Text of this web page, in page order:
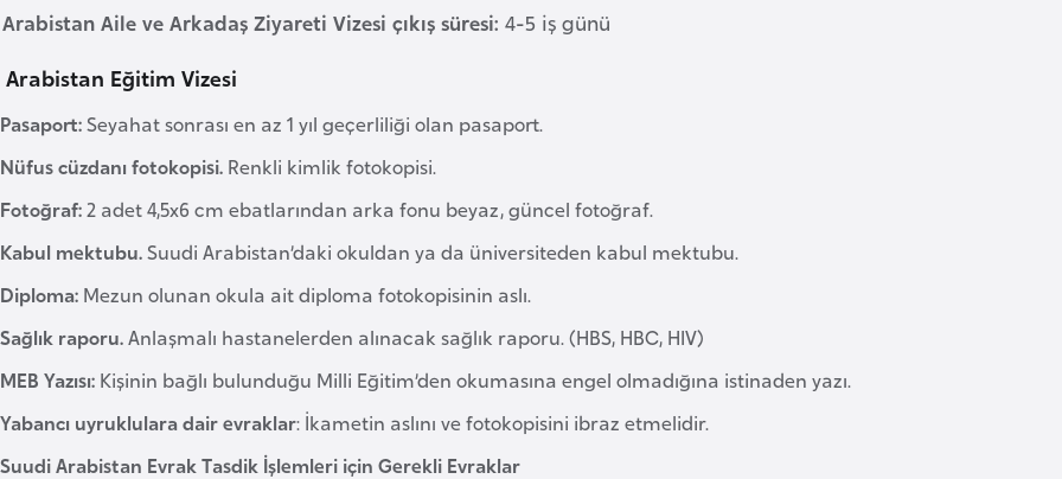
Aile ve Arkadaş Ziyareti Vizesi çıkış süresi: 4-5 iş günü
Eğitim Vizesi
Pasaport:Seyahat sonrası en az 1 yıl geçerliliği olan pasaport.
Nüfus cüzdanı fotokopisi. Renkli kimlik fotokopisi.
Fotoğraf:2 adet 4,5x6 cm ebatlarından arka fonu beyaz, güncel fotoğraf.
Kabul mektubu.Suudi Arabistan’daki okuldan ya da üniversiteden kabul mektubu.
Diploma: Mezun olunan okula ait diploma fotokopisinin aslı.
Sağlık raporu.Anlaşmalı hastanelerden alınacak sağlık raporu. (HBS, HBC, HIV)
MEB Yazısı: Kişinin bağlı bulunduğu Milli Eğitim’den okumasına engel olmadığına istinaden yazı.
Yabancı uyruklulara dair evraklar: İkametin aslını ve fotokopisini ibraz etmelidir.
Suudi Arabistan Evrak Tasdik İşlemleri için Gerekli Evraklar